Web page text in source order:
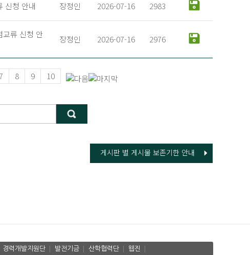
신청 안내 장정인 2026-07-16 2983
류 신청 안
장정인 2026-07-16 2976
8 9 10
게시판 별 게시물 보존기한 안내
경력개발지원단 발전기금 산학협력단 웹진